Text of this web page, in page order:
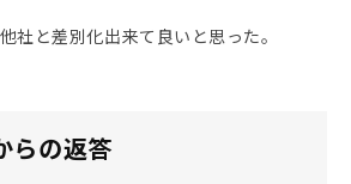
社と差別化出来て良いと思った。
らの返答